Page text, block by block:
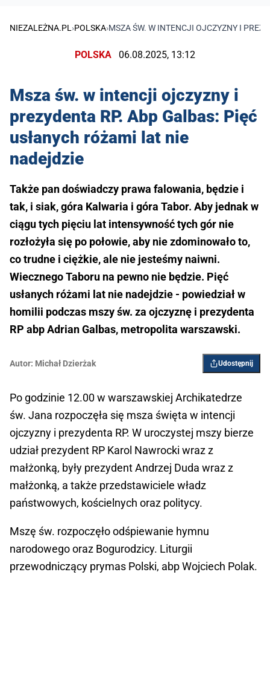
NIEZALEŻNA.PL ›POLSKA›MSZA ŚW. W INTENCJI OJCZYZNY I
POLSKA 06.08.2025, 13:12
Msza św. w intencji ojczyzny i
prezydenta RP. Abp Galbas: Pięć
usłanych różami lat nie
nadejdzie
Także pan doświadczy prawa falowania, będzie i
tak, i siak, góra Kalwaria i góra Tabor. Aby jednak w
ciągu tych pięciu lat intensywność tych gór nie
rozłożyła się po połowie, aby nie zdominowało to,
co trudne i ciężkie, ale nie jesteśmy naiwni.
Wiecznego Taboru na pewno nie będzie. Pięć
usłanych różami lat nie nadejdzie - powiedział w
homilii podczas mszy św. za ojczyznę i prezydenta
RP abp Adrian Galbas, metropolita warszawski.
Autor: Michał Dzierżak Udostępnij
Po godzinie 12.00 w warszawskiej Archikatedrze
św. Jana rozpoczęła się msza święta w intencji
ojczyzny i prezydenta RP. W uroczystej mszy bierze
udział prezydent RP Karol Nawrocki wraz z
małżonką, były prezydent Andrzej Duda wraz z
małżonką, a także przedstawiciele władz
państwowych, kościelnych oraz politycy.
Mszę św. rozpoczęło odśpiewanie hymnu
narodowego oraz Bogurodzicy. Liturgii
przewodniczący prymas Polski, abp Wojciech Polak.